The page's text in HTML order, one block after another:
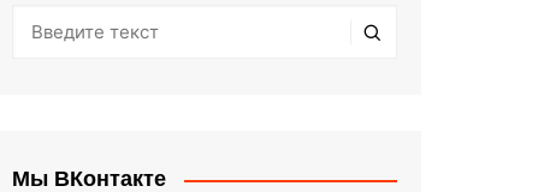
Мы ВКонтакте